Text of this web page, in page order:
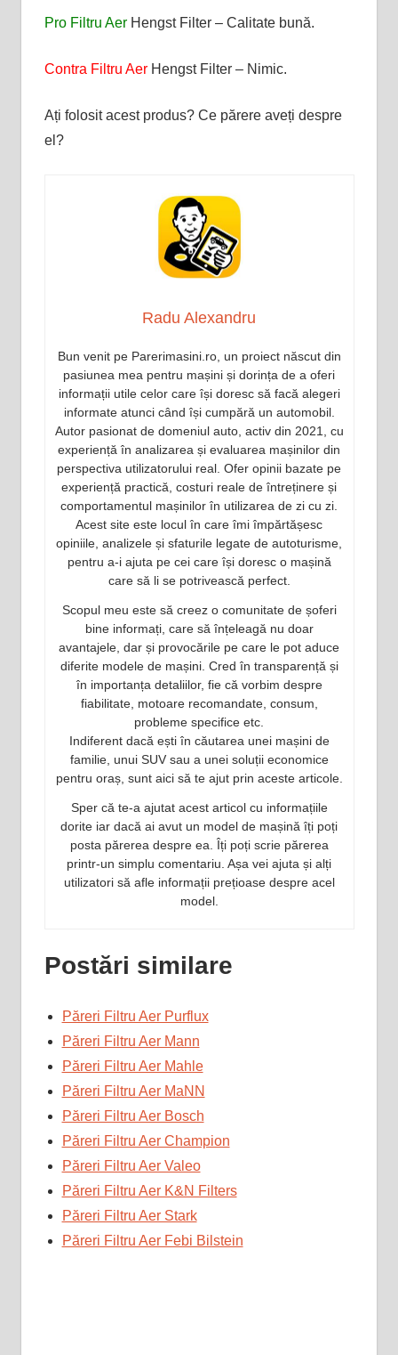
Pro Filtru AerHengst Filter – Calitate bună.
Contra Filtru AerHengst Filter – Nimic.
Ați folosit acest produs? Ce părere aveți despre
el?
Radu Alexandru
Bun venit pe Parerimasini.ro, un proiect născut din
pasiunea mea pentru mașini și dorința de a oferi
informații utile celor care își doresc să facă alegeri
informate atunci când își cumpără un automobil.
Autor pasionat de domeniul auto, activ din 2021, cu
experiență în analizarea și evaluarea mașinilor din
perspectiva utilizatorului real. Ofer opinii bazate pe
experiență practică, costuri reale de întreținere și
comportamentul mașinilor în utilizarea de zi cu zi.
Acest site este locul în care îmi împărtășesc
opiniile, analizele și sfaturile legate de autoturisme,
pentru a-i ajuta pe cei care își doresc o mașină
care să li se potrivească perfect.
Scopul meu este să creez o comunitate de șoferi
bine informați, care să înțeleagă nu doar
avantajele, dar și provocările pe care le pot aduce
diferite modele de mașini. Cred în transparență și
în importanța detaliilor, fie că vorbim despre
fiabilitate, motoare recomandate, consum,
probleme specifice etc.
Indiferent dacă ești în căutarea unei mașini de
familie, unui SUV sau a unei soluții economice
pentru oraș, sunt aici să te ajut prin aceste articole.
Sper că te-a ajutat acest articol cu informațiile
dorite iar dacă ai avut un model de mașină îți poți
posta părerea despre ea. Îți poți scrie părerea
printr-un simplu comentariu. Așa vei ajuta și alți
utilizatori să afle informații prețioase despre acel
model.
Postări similare
Păreri Filtru Aer Purflux
Păreri Filtru Aer Mann
Păreri Filtru Aer Mahle
Păreri Filtru Aer MaNN
Păreri Filtru Aer Bosch
Păreri Filtru Aer Champion
Păreri Filtru Aer Valeo
Păreri Filtru Aer K&N Filters
Păreri Filtru Aer Stark
Păreri Filtru Aer Febi Bilstein